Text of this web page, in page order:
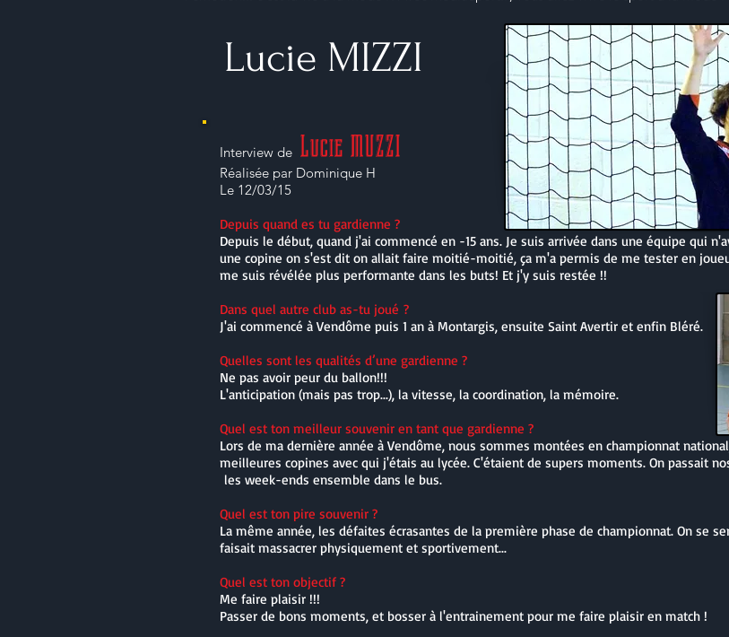
Lucie MIZZI
Interview de Lucie MUZZI
Réalisée par Dominique H
Le 12/03/15
Depuis quand es tu gardienne ?
Depuis le début, quand j'ai commencé en -15 ans. Je suis arrivée dans une équipe qui
une copine on s'est dit on allait faire moitié-moitié, ça m'a permis de me tester en
me suis révélée plus performante dans les buts! Et j'y suis restée !!
Dans quel autre club as-tu joué ?
J'ai commencé à Vendôme puis 1 an à Montargis, ensuite Saint Avertir et enfin Bléré.
Quelles sont les qualités d’une gardienne ?
Ne pas avoir peur du ballon!!!
L'anticipation (mais pas trop...), la vitesse, la coordination, la mémoire.
Quel est ton meilleur souvenir en tant que gardienne ?
Lors de ma dernière année à Vendôme, nous sommes montées en championnat
meilleures copines avec qui j'étais au lycée. C'étaient de supers moments. On passait
les week-ends ensemble dans le bus.
Quel est ton pire souvenir ?
La même année, les défaites écrasantes de la première phase de championnat. On se
faisait massacrer physiquement et sportivement...
Quel est ton objectif ?
Me faire plaisir !!!
Passer de bons moments, et bosser à l'entrainement pour me faire plaisir en match !